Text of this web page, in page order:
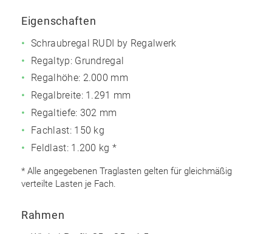
Eigenschaften
Schraubregal RUDI by Regalwerk
Regaltyp: Grundregal
Regalhöhe: 2.000 mm
Regalbreite: 1.291 mm
Regaltiefe: 302 mm
Fachlast: 150 kg
Feldlast: 1.200 kg *
* Alle angegebenen Traglasten gelten für gleichmäßig
verteilte Lasten je Fach.
Rahmen